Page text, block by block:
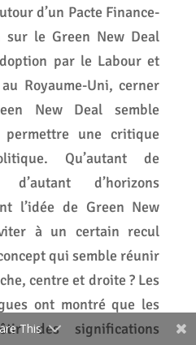
d’un Pacte Finance-
sur le Green New Deal
par le Labour et
Royaume-Uni, cerner
New Deal semble
permettre une critique
Qu’autant de
d’horizons
l’idée de Green New
à un certain recul
qui semble réunir
centre et droite ? Les
ont montré que les
des significations
This